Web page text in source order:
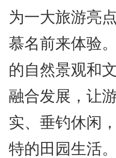
为一大旅游亮
慕名前来体验
的自然景观和
融合发展，让
实、垂钓休闲
特的田园生活